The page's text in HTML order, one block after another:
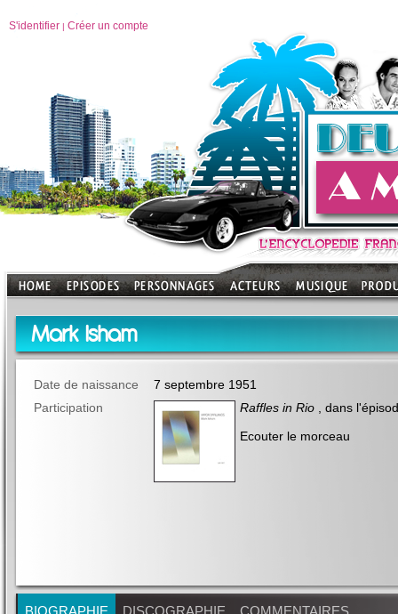
S'identifier | Créer un compte
Mark Isham
Date de naissance
7 septembre 1951
Participation
Raffles in Rio , dans
Ecouter le morceau
BIOGRAPHIE DISCOGRAPHIE COMMENTAIRES